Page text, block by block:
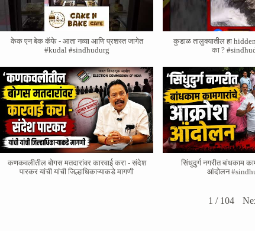
केक एन बेक कॅफे - आता नव्या आणि प्रशस्त जागेत
#kudal #sindhudurg
कुडाळ तालुक्यातील हा
का ?
कणकवलीतील बोगस मतदारांवर‌ कारवाई करा - संदेश
पारकर यांची यांची जिल्हाधिकाऱ्याकडे मागणी
सिंधुदुर्ग नगरीत बांधकाम
आंदोलन
1 / 104